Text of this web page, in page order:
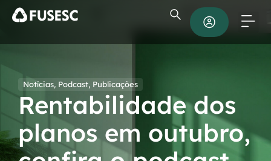
Notícias, Podcast, Publicações
Rentabilidade dos
planos em outubro,